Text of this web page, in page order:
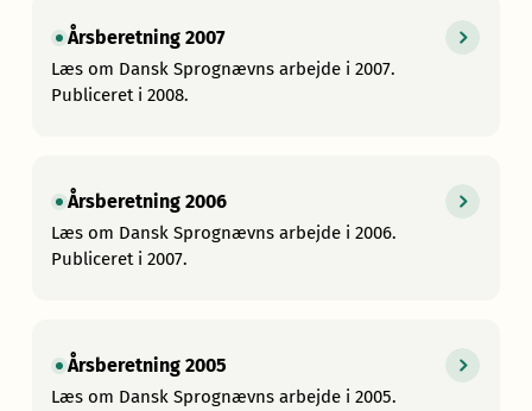
Årsberetning 2007
Læs om Dansk Sprognævns arbejde i 2007.
Publiceret i 2008.
Årsberetning 2006
Læs om Dansk Sprognævns arbejde i 2006.
Publiceret i 2007.
Årsberetning 2005
Læs om Dansk Sprognævns arbejde i 2005.